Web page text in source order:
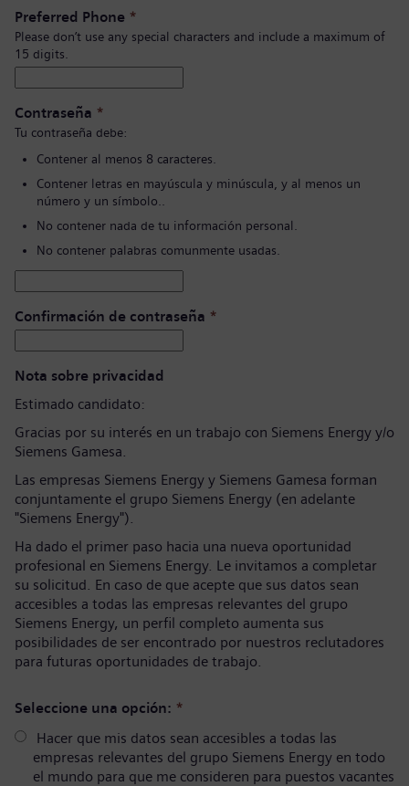
Preferred Phone *
Please don’t use any special characters and include a maximum of
15 digits.
Contraseña *
Tu contraseña debe:
Contener al menos 8 caracteres.
Contener letras en mayúscula y minúscula, y al menos un
número y un símbolo..
No contener nada de tu información personal.
No contener palabras comunmente usadas.
Confirmación de contraseña *
Nota sobre privacidad
Estimado candidato:
Gracias por su interés en un trabajo con Siemens Energy y/o
Siemens Gamesa.
Las empresas Siemens Energy y Siemens Gamesa forman
conjuntamente el grupo Siemens Energy (en adelante
"Siemens Energy").
Ha dado el primer paso hacia una nueva oportunidad
profesional en Siemens Energy. Le invitamos a completar
su solicitud. En caso de que acepte que sus datos sean
accesibles a todas las empresas relevantes del grupo
Siemens Energy, un perfil completo aumenta sus
posibilidades de ser encontrado por nuestros reclutadores
para futuras oportunidades de trabajo.
Seleccione una opción: *
Hacer que mis datos sean accesibles a todas las
empresas relevantes del grupo Siemens Energy en todo
el mundo para que me consideren para puestos vacantes